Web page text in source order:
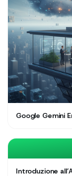
Google Gemini
Introduzione